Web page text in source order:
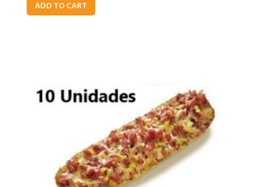
ADD TO CART